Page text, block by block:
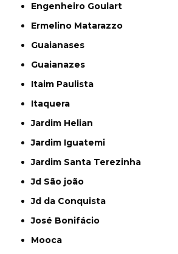
Engenheiro Goulart
Ermelino Matarazzo
Guaianases
Guaianazes
Itaim Paulista
Itaquera
Jardim Helian
Jardim Iguatemi
Jardim Santa Terezinha
Jd São joão
Jd da Conquista
José Bonifácio
Mooca